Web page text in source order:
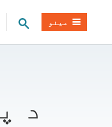
د سایټ لټون
مینو
د